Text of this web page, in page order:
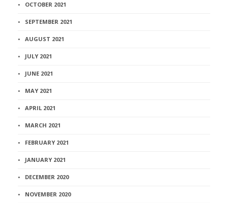
OCTOBER 2021
SEPTEMBER 2021
AUGUST 2021
JULY 2021
JUNE 2021
MAY 2021
APRIL 2021
MARCH 2021
FEBRUARY 2021
JANUARY 2021
DECEMBER 2020
NOVEMBER 2020